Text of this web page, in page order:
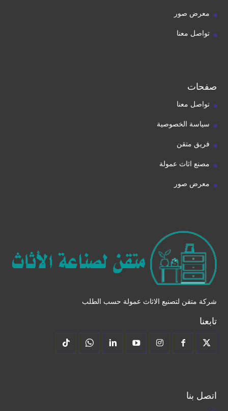
معرض صور
تواصل معنا
صفحات
تواصل معنا
سياسة الخصوصية
فريق متقن
مصنع اثاث عمولة
معرض صور
شركة متقن لتصنيع الاثاث عمولة حسب الطلب
تابعنا
اتصل بنا